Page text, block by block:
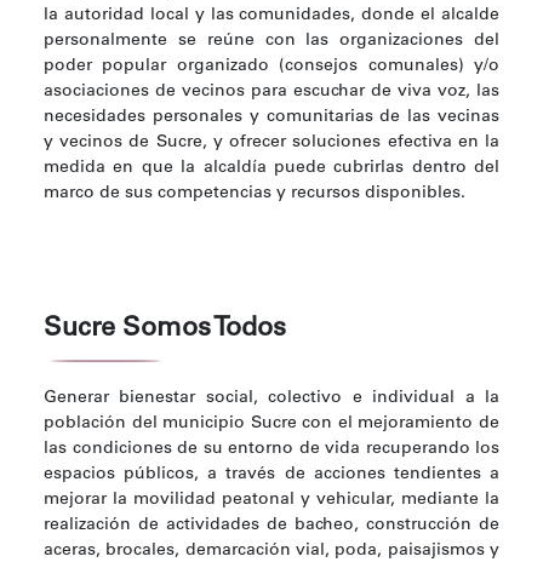
la autoridad local y las comunidades, donde el alcalde
personalmente se reúne con las organizaciones del
poder popular organizado (consejos comunales) y/o
asociaciones de vecinos para escuchar de viva voz, las
necesidades personales y comunitarias de las vecinas
y vecinos de Sucre, y ofrecer soluciones efectiva en la
medida en que la alcaldía puede cubrirlas dentro del
marco de sus competencias y recursos disponibles.
Sucre Somos Todos
Generar bienestar social, colectivo e individual a la
población del municipio Sucre con el mejoramiento de
las condiciones de su entorno de vida recuperando los
espacios públicos, a través de acciones tendientes a
mejorar la movilidad peatonal y vehicular, mediante la
realización de actividades de bacheo, construcción de
aceras, brocales, demarcación vial, poda, paisajismos y